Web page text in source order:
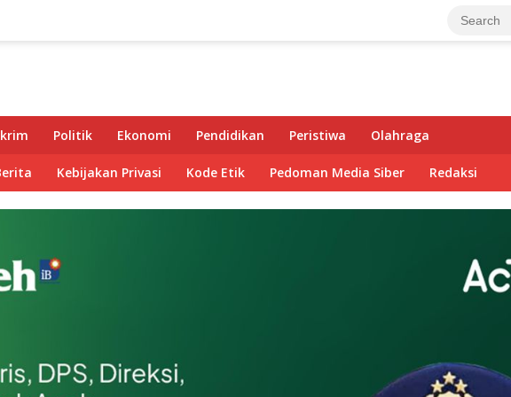
Politik Ekonomi Pendidikan Peristiwa Olahraga
Kebijakan Privasi Kode Etik Pedoman Media Siber Redaksi